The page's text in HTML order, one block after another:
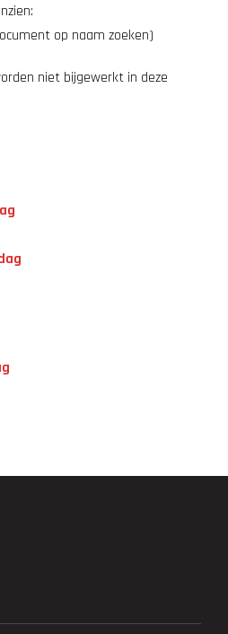
op naam zoeken)
niet bijgewerkt in deze